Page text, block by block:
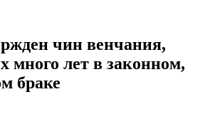
чин венчания,
много лет в законном,
браке